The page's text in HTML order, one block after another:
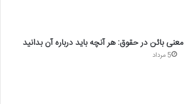
معنی بائن در حقوق: هر آنچه باید درباره آن بدانید
5 مرداد